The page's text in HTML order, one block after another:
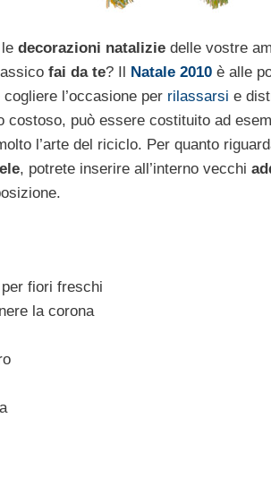
decorazioni natalizie delle vostre
fai da te? Il Natale 2010 è alle
l’occasione per rilassarsi e
costoso, può essere costituito ad
l’arte del riciclo. Per quanto
, potrete inserire all’interno vecchi
per fiori freschi
la corona